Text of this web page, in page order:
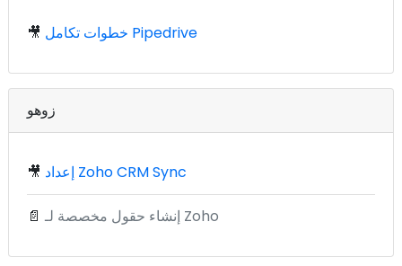
🎥 خطوات تكامل Pipedrive
زوهو
🎥 إعداد Zoho CRM Sync
📄 إنشاء حقول مخصصة لـ Zoho